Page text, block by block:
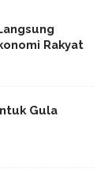
Rakyat
Gula